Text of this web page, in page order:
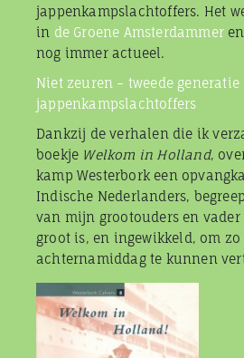
jappenkampslachtoffers. Het
in de Groene Amsterdammer
nog immer actueel.
Niet zeuren – tweede generatie
jappenkampslachtoffers
Dankzij de verhalen die ik
boekje Welkom in Holland,
kamp Westerbork een
Indische Nederlanders,
van mijn grootouders en vader
groot is, en ingewikkeld, om zo
achternamiddag te kunnen